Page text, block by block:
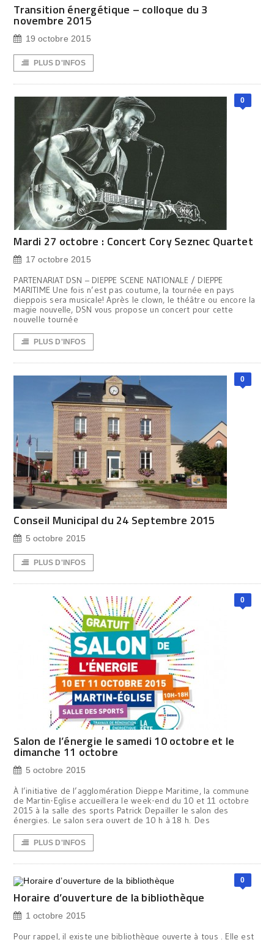
Transition énergétique – colloque du 3
novembre 2015
19 octobre 2015
PLUS D'INFOS
0
Mardi 27 octobre : Concert Cory Seznec Quartet
17 octobre 2015
PARTENARIAT DSN – DIEPPE SCENE NATIONALE / DIEPPE
MARITIME Une fois n’est pas coutume, la tournée en pays
dieppois sera musicale! Après le clown, le théâtre ou encore la
magie nouvelle, DSN vous propose un concert pour cette
nouvelle tournée
PLUS D'INFOS
0
Conseil Municipal du 24 Septembre 2015
5 octobre 2015
PLUS D'INFOS
0
Salon de l’énergie le samedi 10 octobre et le
dimanche 11 octobre
5 octobre 2015
À l’initiative de l’agglomération Dieppe Maritime, la commune
de Martin-Eglise accueillera le week-end du 10 et 11 octobre
2015 à la salle des sports Patrick Depailler le salon des
énergies. Le salon sera ouvert de 10 h à 18 h. Des
PLUS D'INFOS
0
Horaire d’ouverture de la bibliothèque
1 octobre 2015
Pour rappel, il existe une bibliothèque ouverte à tous . Elle est